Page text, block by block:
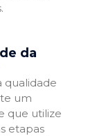
da
qualidade
um
que utilize
etapas